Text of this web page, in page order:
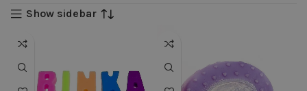
Show sidebar